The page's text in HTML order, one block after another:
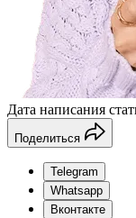
Дата написания
Поделиться
Telegram
Whatsapp
Вконтакте